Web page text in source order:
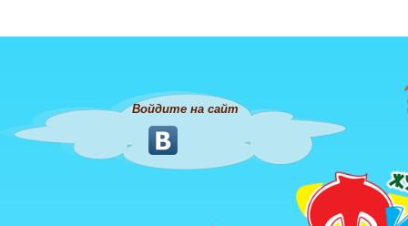
Войдите на сайт